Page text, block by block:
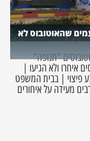
תנופה: נוסע תיעד 48 פעמים שהאוטובוס לא
"תנופה"
איחרו ולא הגיעו |
ל-23 מקרים וקבע פיצוי | בבית המשפט
מעידה על איחורים